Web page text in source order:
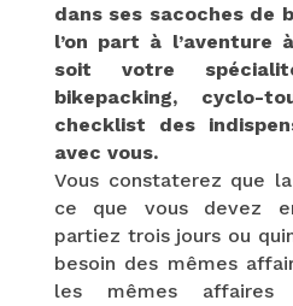
dans ses sacoches de
l’on part à l’aventure
soit votre
bikepacking, cyclo-
checklist des
avec vous.
Vous constaterez que
ce que vous devez
partiez trois jours ou
besoin des mêmes
les mêmes